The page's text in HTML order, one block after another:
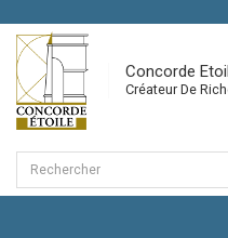
Concorde
Créateur De